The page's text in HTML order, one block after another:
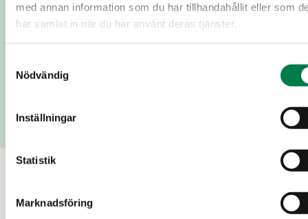
med annan information som du har tillhandahållit eller som
har samlat in när du har använt deras tjänster.
Nödvändig
Inställningar
Statistik
Marknadsföring